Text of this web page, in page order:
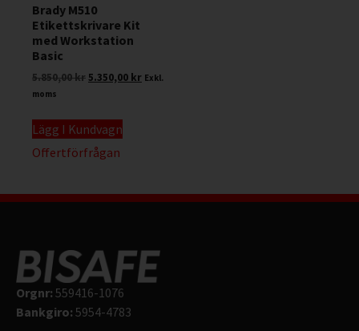
Brady M510
Etikettskrivare Kit
med Workstation
Basic
5.850,00kr5.350,00 kr Exkl.
moms
Lägg I Kundvagn
Offertförfrågan
Orgnr: 559416-1076
Bankgiro: 5954-4783